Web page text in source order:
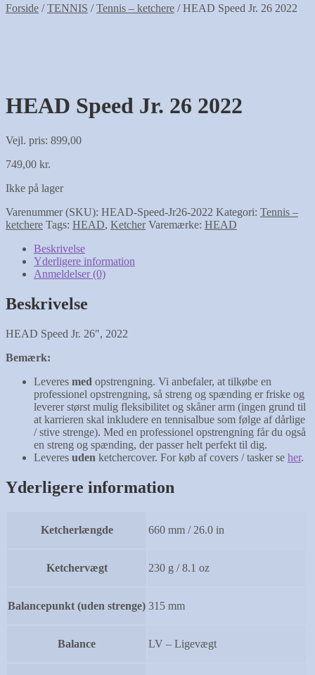
Forside /TENNIS /Tennis – ketchere /HEAD Speed Jr. 26 2022
HEAD Speed Jr. 26 2022
Vejl. pris: 899,00
749,00 kr.
Ikke på lager
Varenummer (SKU): HEAD-Speed-Jr26-2022 Kategori: Tennis –
ketchere Tags: HEAD, Ketcher Varemærke: HEAD
Beskrivelse
Yderligere information
Anmeldelser (0)
Beskrivelse
HEAD Speed Jr. 26″, 2022
Bemærk:
Leveres med opstrengning. Vi anbefaler, at tilkøbe en
professionel opstrengning, så streng og spænding er friske og
leverer størst mulig fleksibilitet og skåner arm (ingen grund til
at karrieren skal inkludere en tennisalbue som følge af dårlige
/ stive strenge). Med en professionel opstrengning får du også
en streng og spænding, der passer helt perfekt til dig.
Leveres uden ketchercover. For køb af covers / tasker se her.
Yderligere information
Ketcherlængde 660 mm / 26.0 in
Ketchervægt 230 g / 8.1 oz
Balancepunkt (uden strenge) 315 mm
Balance LV – Ligevægt